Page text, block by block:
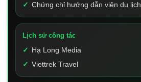
Chứng chỉ hướng dẫn viên du lịch
Lịch sử công tác
Hạ Long Media
Viettrek Travel